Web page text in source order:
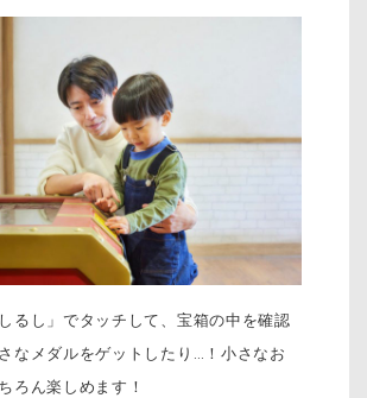
るし」でタッチして、宝箱の中を確認
なメダルをゲットしたり…！小さなお
ろん楽しめます！